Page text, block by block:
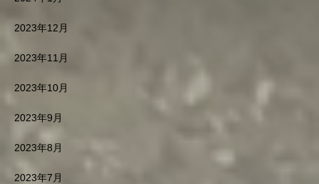
2023年12月
2023年11月
2023年10月
2023年9月
2023年8月
2023年7月